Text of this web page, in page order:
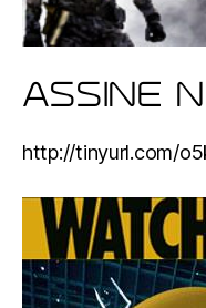
ASSINE
http://tinyurl.com/